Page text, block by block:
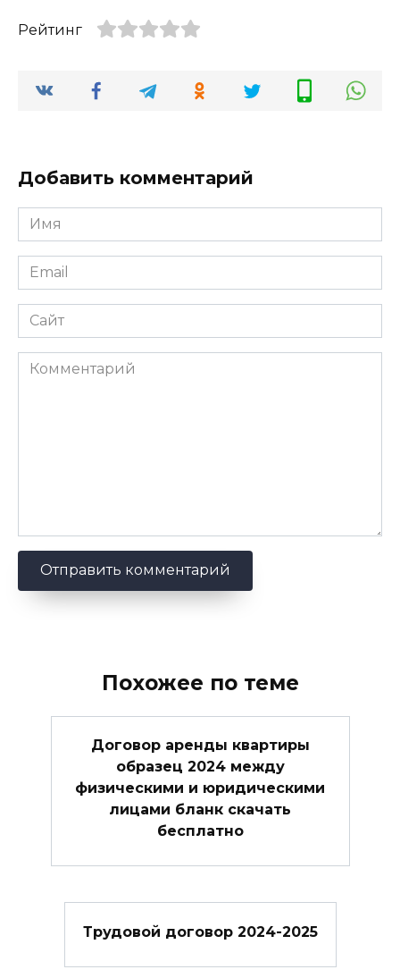
Рейтинг
Добавить комментарий
Имя
*
Email
*
Сайт
Комментарий
Похожее по теме
Договор аренды квартиры
образец 2024 между
физическими и юридическими
лицами бланк скачать
бесплатно
Трудовой договор 2024-2025